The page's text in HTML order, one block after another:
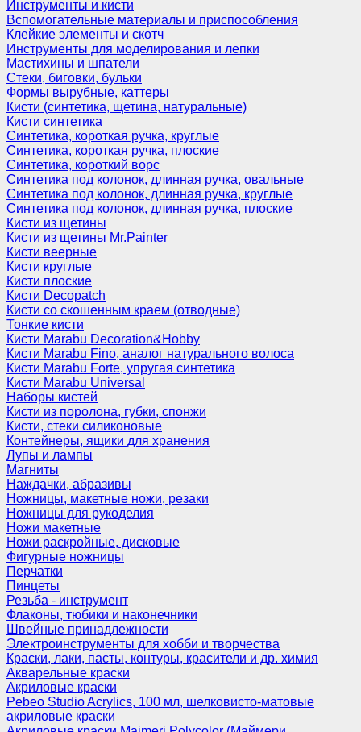
Инструменты и кисти
Вспомогательные материалы и приспособления
Клейкие элементы и скотч
Инструменты для моделирования и лепки
Мастихины и шпатели
Стеки, биговки, бульки
Формы вырубные, каттеры
Кисти (синтетика, щетина, натуральные)
Кисти синтетика
Синтетика, короткая ручка, круглые
Синтетика, короткая ручка, плоские
Синтетика, короткий ворс
Синтетика под колонок, длинная ручка, овальные
Синтетика под колонок, длинная ручка, круглые
Синтетика под колонок, длинная ручка, плоские
Кисти из щетины
Кисти из щетины Mr.Painter
Кисти веерные
Кисти круглые
Кисти плоские
Кисти Decopatch
Кисти со скошенным краем (отводные)
Тонкие кисти
Кисти Marabu Decoration&Hobby
Кисти Marabu Fino, аналог натурального волоса
Кисти Marabu Forte, упругая синтетика
Кисти Marabu Universal
Наборы кистей
Кисти из поролона, губки, спонжи
Кисти, стеки силиконовые
Контейнеры, ящики для хранения
Лупы и лампы
Магниты
Наждачки, абразивы
Ножницы, макетные ножи, резаки
Ножницы для рукоделия
Ножи макетные
Ножи раскройные, дисковые
Фигурные ножницы
Перчатки
Пинцеты
Резьба - инструмент
Флаконы, тюбики и наконечники
Швейные принадлежности
Электроинструменты для хобби и творчества
Краски, лаки, пасты, контуры, красители и др. химия
Акварельные краски
Акриловые краски
Pebeo Studio Acrylics, 100 мл, шелковисто-матовые
акриловые краски